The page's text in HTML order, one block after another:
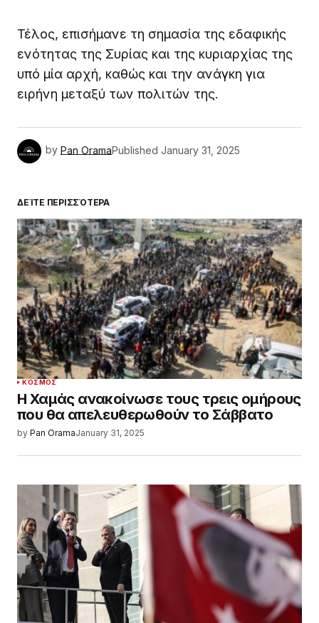
Τέλος, επισήμανε τη σημασία της εδαφικής
ενότητας της Συρίας και της κυριαρχίας της
υπό μία αρχή, καθώς και την ανάγκη για
ειρήνη μεταξύ των πολιτών της.
by Pan OramaPublished January 31, 2025
ΔΕΊΤΕ ΠΕΡΙΣΣΌΤΕΡΑ
ΚΌΣΜΟΣ
Η Χαμάς ανακοίνωσε τους τρεις ομήρους
που θα απελευθερωθούν το Σάββατο
by Pan OramaJanuary 31, 2025